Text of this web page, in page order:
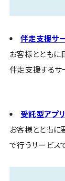
伴走支援サ
お客様とともに
伴走支援するサ
受託型アプ
お客様とともに
で行うサービス